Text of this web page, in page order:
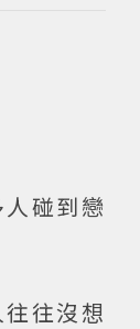
碰到戀
往沒想